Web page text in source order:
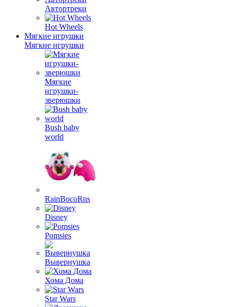
Автортреки
Hot Wheels
Мягкие игрушки
Мягкие игрушки
Мягкие
игрушки-
зверюшки
Bush baby
world
RainBocoRns
Disney
Pomsies
Вывернушка
Хома Дома
Star Wars